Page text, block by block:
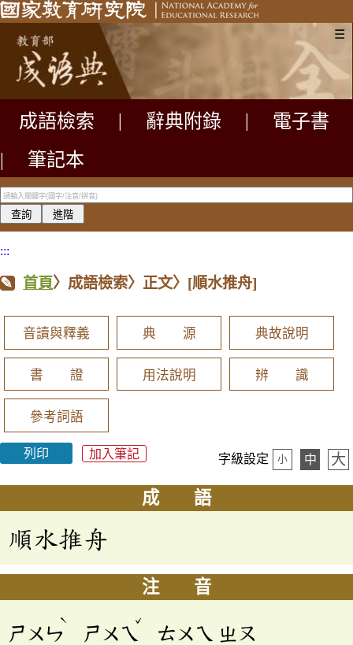
☰
成語檢索 辭典附錄
電子書
|
筆記本
:::
首頁〉成語檢索〉正文〉 [順水推舟]
音讀與釋義 典 源 典故說明
書 證 用法說明 辨 識
參考詞語
列印 加入筆記 字級設定 小 中 大
成 語
順水推舟
注 音
ㄕㄨㄣ
ˋ
ㄕㄨㄟ
ˇ
ㄊㄨㄟ ㄓㄡ